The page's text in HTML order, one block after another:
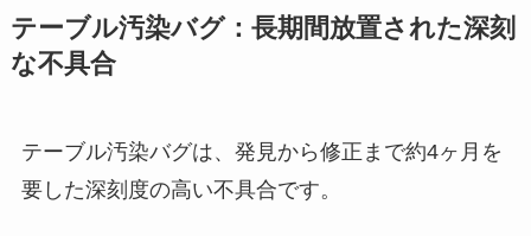
テーブル汚染バグ：長期間放置された深刻
な不具合
テーブル汚染バグは、発見から修正まで約4ヶ月を
要した深刻度の高い不具合です。